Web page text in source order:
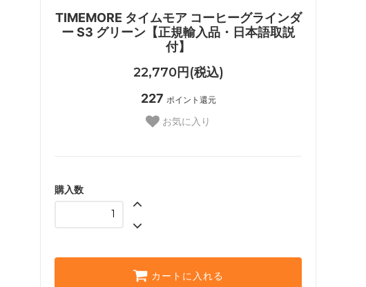
TIMEMORE タイムモア コーヒーグラインダ
ー S3 グリーン【正規輸入品・日本語取説
付】
22,770円(税込)
227 ポイント還元
お気に入り
購入数
カートに入れる